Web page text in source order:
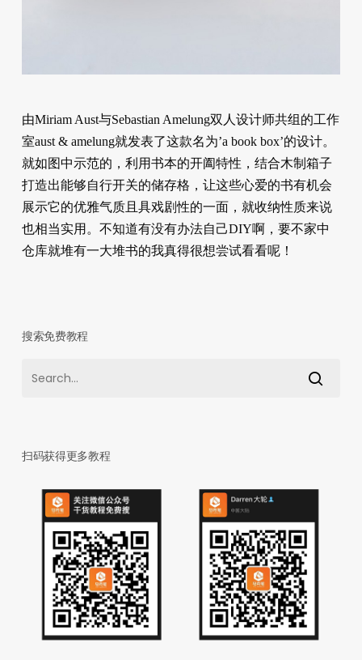
由Miriam Aust与Sebastian Amelung双人设计师共组的工作
室aust & amelung就发表了这款名为’a book box’的设计。
就如图中示范的，利用书本的开阖特性，结合木制箱子
打造出能够自行开关的储存格，让这些心爱的书有机会
展示它的优雅气质且具戏剧性的一面，就收纳性质来说
也相当实用。不知道有没有办法自己DIY啊，要不家中
仓库就堆有一大堆书的我真得很想尝试看看呢！
搜索免费教程
扫码获得更多教程